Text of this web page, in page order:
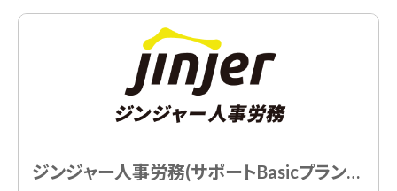
サポートSelf: メールサポート、チャットサポート
セルフサポートで低コスト
システムの設定経験がある。時間を取って設定できる。方向けのプランです。
ジンジャー人事労務(サポートBasicプラン) 年額